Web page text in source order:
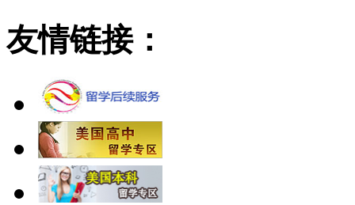
友情链接：